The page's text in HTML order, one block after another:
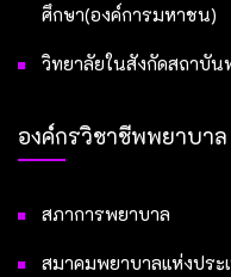
ศึกษา(องค์การมหาชน)
วิทยาลัยในสังกัดสถาบั
องค์กรวิชาชีพพยาบาล
สภาการพยาบาล
สมาคมพยาบาลแห่งประ